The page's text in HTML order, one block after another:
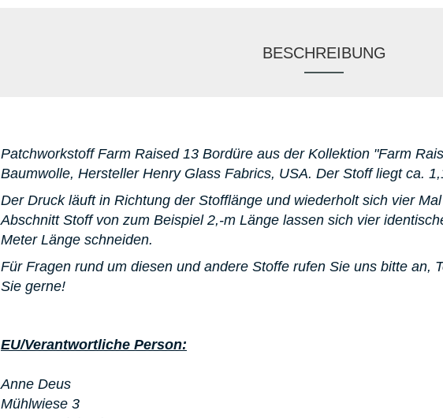
BESCHREIBUNG
Patchworkstoff Farm Raised 13 Bordüre aus der Kollektion "Farm
Baumwolle, Hersteller Henry Glass Fabrics, USA. Der Stoff liegt ca.
Der Druck läuft in Richtung der Stofflänge und wiederholt sich vier
Abschnitt Stoff von zum Beispiel 2,-m Länge lassen sich vier
Meter Länge schneiden.
Für Fragen rund um diesen und andere Stoffe rufen Sie uns bitte an,
Sie gerne!
EU/Verantwortliche Person:
Anne Deus
Mühlwiese 3